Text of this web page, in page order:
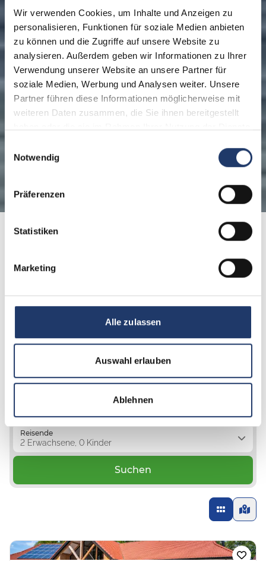
Wir verwenden Cookies, um Inhalte und Anzeigen zu
personalisieren, Funktionen für soziale Medien anbieten
zu können und die Zugriffe auf unsere Website zu
analysieren. Außerdem geben wir Informationen zu Ihrer
Verwendung unserer Website an unsere Partner für
soziale Medien, Werbung und Analysen weiter. Unsere
Partner führen diese Informationen möglicherweise mit
weiteren Daten zusammen, die Sie ihnen bereitgestellt
Notwendig
Präferenzen
Statistiken
Marketing
Alle zulassen
Auswahl erlauben
Ablehnen
Home Reiseziele
Ihre LeadingCampings in
den Niederlanden:
Stellplatz Unterkunft
Reisende
2 Erwachsene, 0 Kinder
Suchen
Loading...